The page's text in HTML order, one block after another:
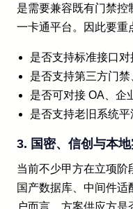
是需要兼容既有门禁控
一卡通平台。因此要重
是否支持标准接口对
是否支持第三方门
是否可对接 OA、企
是否支持老旧系统
3. 国密、信创与本
当前不少甲方在立项阶
国产数据库、中间件